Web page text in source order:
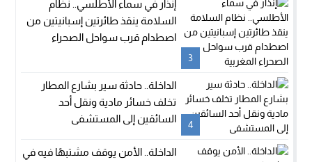
3
إنذار في سماء الأطلسي.. نظام
السلامة ينقذ طائرتين إسبانيتين من
اصطدام قرب سواحل الصحراء
4
الداخلة.. حادثة سير بشارع المطار
تخلف خسائر مادية ونقل أحد
السائقين إلى المستشفى
الداخلة.. الأمن يوقف مشتبهًا فيه في